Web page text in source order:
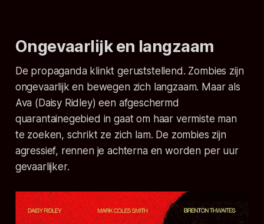
Ongevaarlijk en langzaam
De propaganda klinkt geruststellend. Zombies zijn
ongevaarlijk en bewegen zich langzaam. Maar als
Ava (Daisy Ridley) een afgeschermd
quarantainegebied in gaat om haar vermiste man
te zoeken, schrikt ze zich lam. De zombies zijn
agressief, rennen je achterna en worden per uur
gevaarlijker.